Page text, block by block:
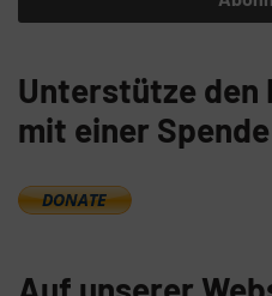
Unterstütze den
mit einer